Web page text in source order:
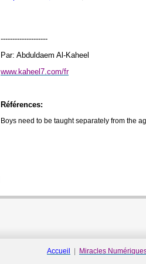
--------------------
Par: Abduldaem Al-Kaheel
www.kaheel7.com/fr
Références:
Boys need to be taught separately from the
Accueil Miracles